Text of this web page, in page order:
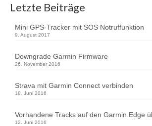
Letzte Beiträge
Mini GPS-Tracker mit SOS Notruffunktion
9. August 2017
Downgrade Garmin Firmware
26. November 2016
Strava mit Garmin Connect verbinden
18. Juni 2016
Vorhandene Tracks auf den Garmin Edge
12. Juni 2016